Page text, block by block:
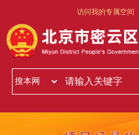
访问我的专属空间